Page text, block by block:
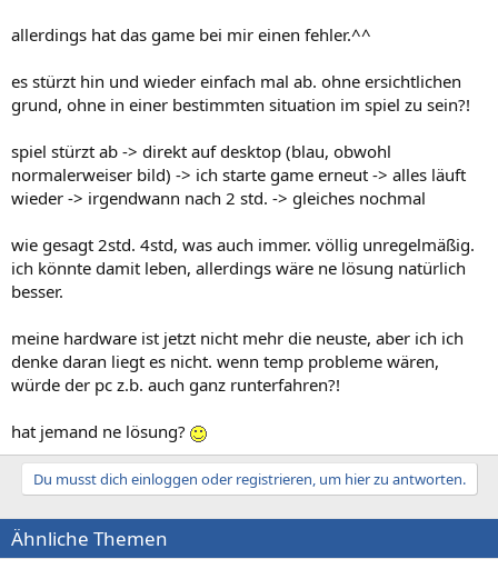
allerdings hat das game bei mir einen fehler.^^
es stürzt hin und wieder einfach mal ab. ohne ersichtlichen
grund, ohne in einer bestimmten situation im spiel zu sein?!
spiel stürzt ab -> direkt auf desktop (blau, obwohl
normalerweiser bild) -> ich starte game erneut -> alles läuft
wieder -> irgendwann nach 2 std. -> gleiches nochmal
wie gesagt 2std. 4std, was auch immer. völlig unregelmäßig.
ich könnte damit leben, allerdings wäre ne lösung natürlich
besser.
meine hardware ist jetzt nicht mehr die neuste, aber ich ich
denke daran liegt es nicht. wenn temp probleme wären,
würde der pc z.b. auch ganz runterfahren?!
hat jemand ne lösung?
Du musst dich einloggen oder registrieren, um hier zu antworten.
Ähnliche Themen